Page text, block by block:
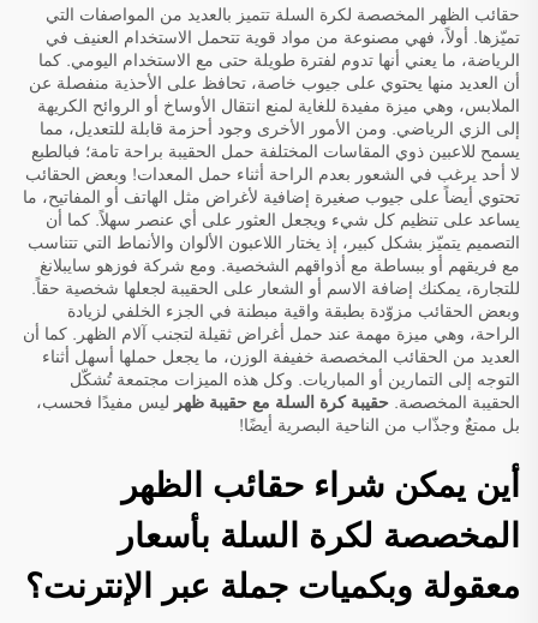
حقائب الظهر المخصصة لكرة السلة تتميز بالعديد من المواصفات التي
تميّزها. أولاً، فهي مصنوعة من مواد قوية تتحمل الاستخدام العنيف في
الرياضة، ما يعني أنها تدوم لفترة طويلة حتى مع الاستخدام اليومي. كما
أن العديد منها يحتوي على جيوب خاصة، تحافظ على الأحذية منفصلة عن
الملابس، وهي ميزة مفيدة للغاية لمنع انتقال الأوساخ أو الروائح الكريهة
إلى الزي الرياضي. ومن الأمور الأخرى وجود أحزمة قابلة للتعديل، مما
يسمح للاعبين ذوي المقاسات المختلفة حمل الحقيبة براحة تامة؛ فبالطبع
لا أحد يرغب في الشعور بعدم الراحة أثناء حمل المعدات! وبعض الحقائب
تحتوي أيضاً على جيوب صغيرة إضافية لأغراض مثل الهاتف أو المفاتيح، ما
يساعد على تنظيم كل شيء ويجعل العثور على أي عنصر سهلاً. كما أن
التصميم يتميّز بشكل كبير، إذ يختار اللاعبون الألوان والأنماط التي تتناسب
مع فريقهم أو ببساطة مع أذواقهم الشخصية. ومع شركة فوزهو سايبلانغ
للتجارة، يمكنك إضافة الاسم أو الشعار على الحقيبة لجعلها شخصية حقاً.
وبعض الحقائب مزوّدة بطبقة واقية مبطنة في الجزء الخلفي لزيادة
الراحة، وهي ميزة مهمة عند حمل أغراض ثقيلة لتجنب آلام الظهر. كما أن
العديد من الحقائب المخصصة خفيفة الوزن، ما يجعل حملها أسهل أثناء
التوجه إلى التمارين أو المباريات. وكل هذه الميزات مجتمعة تُشكّل
الحقيبة المخصصة. حقيبة كرة السلة مع حقيبة ظهر ليس مفيدًا فحسب،
بل ممتعٌ وجذّاب من الناحية البصرية أيضًا!
أين يمكن شراء حقائب الظهر
المخصصة لكرة السلة بأسعار
معقولة وبكميات جملة عبر الإنترنت؟